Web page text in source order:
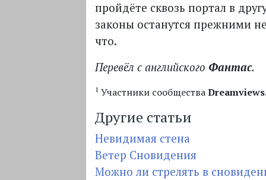
пройдёте сквозь портал в
законы останутся прежними
что.
Перевёл с английского Фантас.
1 Участники сообществаDreamviews
Другие статьи
Невидимая стена
Ветер Сновидения
Можно ли стрелять в